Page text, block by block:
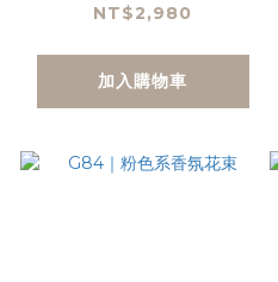
NT$2,980
加入購物車